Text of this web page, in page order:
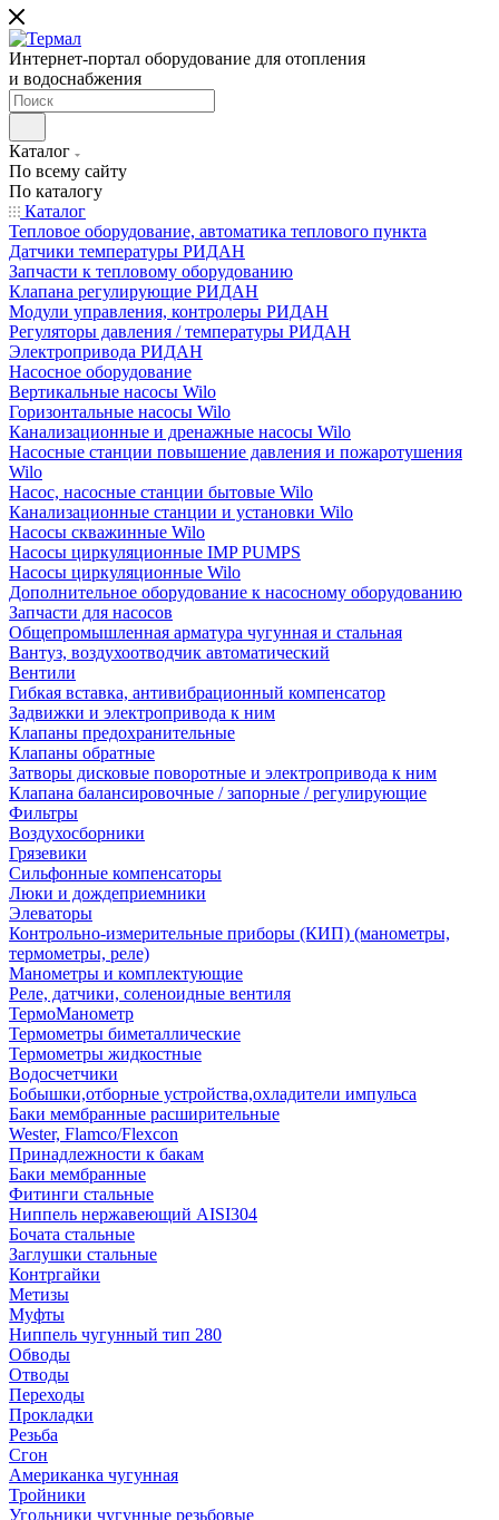
Интернет-портал оборудование для отопления
и водоснабжения
Каталог
По всему сайту
По каталогу
Каталог
Тепловое оборудование, автоматика теплового пункта
Датчики температуры РИДАН
Запчасти к тепловому оборудованию
Клапана регулирующие РИДАН
Модули управления, контролеры РИДАН
Регуляторы давления / температуры РИДАН
Электропривода РИДАН
Насосное оборудование
Вертикальные насосы Wilo
Горизонтальные насосы Wilo
Канализационные и дренажные насосы Wilo
Насосные станции повышение давления и пожаротушения
Wilo
Насос, насосные станции бытовые Wilo
Канализационные станции и установки Wilo
Насосы скважинные Wilo
Насосы циркуляционные IMP PUMPS
Насосы циркуляционные Wilo
Дополнительное оборудование к насосному оборудованию
Запчасти для насосов
Общепромышленная арматура чугунная и стальная
Вантуз, воздухоотводчик автоматический
Вентили
Гибкая вставка, антивибрационный компенсатор
Задвижки и электропривода к ним
Клапаны предохранительные
Клапаны обратные
Затворы дисковые поворотные и электропривода к ним
Клапана балансировочные / запорные / регулирующие
Фильтры
Воздухосборники
Грязевики
Сильфонные компенсаторы
Люки и дождеприемники
Элеваторы
Контрольно-измерительные приборы (КИП) (манометры,
термометры, реле)
Манометры и комплектующие
Реле, датчики, соленоидные вентиля
ТермоМанометр
Термометры биметаллические
Термометры жидкостные
Водосчетчики
Бобышки,отборные устройства,охладители импульса
Баки мембранные расширительные
Wester, Flamco/Flexcon
Принадлежности к бакам
Баки мембранные
Фитинги стальные
Ниппель нержавеющий AISI304
Бочата стальные
Заглушки стальные
Контргайки
Метизы
Муфты
Ниппель чугунный тип 280
Обводы
Отводы
Переходы
Прокладки
Резьба
Сгон
Американка чугунная
Тройники
Угольники чугунные резьбовые